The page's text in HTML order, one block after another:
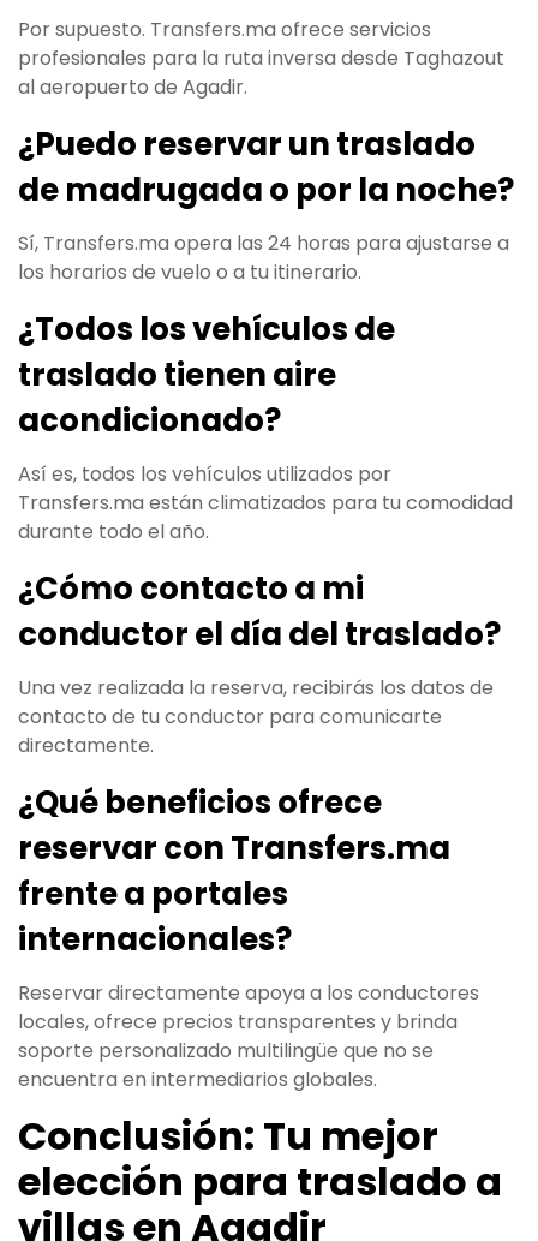
Por supuesto. Transfers.ma ofrece servicios
profesionales para la ruta inversa desde Taghazout
al aeropuerto de Agadir.
¿Puedo reservar un traslado
de madrugada o por la noche?
Sí, Transfers.ma opera las 24 horas para ajustarse a
los horarios de vuelo o a tu itinerario.
¿Todos los vehículos de
traslado tienen aire
acondicionado?
Así es, todos los vehículos utilizados por
Transfers.ma están climatizados para tu comodidad
durante todo el año.
¿Cómo contacto a mi
conductor el día del traslado?
Una vez realizada la reserva, recibirás los datos de
contacto de tu conductor para comunicarte
directamente.
¿Qué beneficios ofrece
reservar con Transfers.ma
frente a portales
internacionales?
Reservar directamente apoya a los conductores
locales, ofrece precios transparentes y brinda
soporte personalizado multilingüe que no se
encuentra en intermediarios globales.
Conclusión: Tu mejor
elección para traslado a
villas en Agadir